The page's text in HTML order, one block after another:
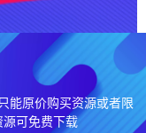
能原价购买资源或者限
源可免费下载